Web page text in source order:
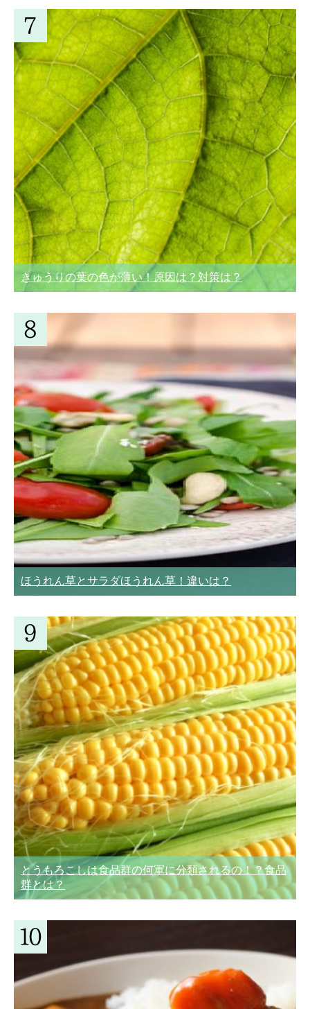
きゅうりの葉の色が薄い！原因は？対策は？
ほうれん草とサラダほうれん草！違いは？
とうもろこしは食品群の何軍に分類されるの！？食品
群とは？